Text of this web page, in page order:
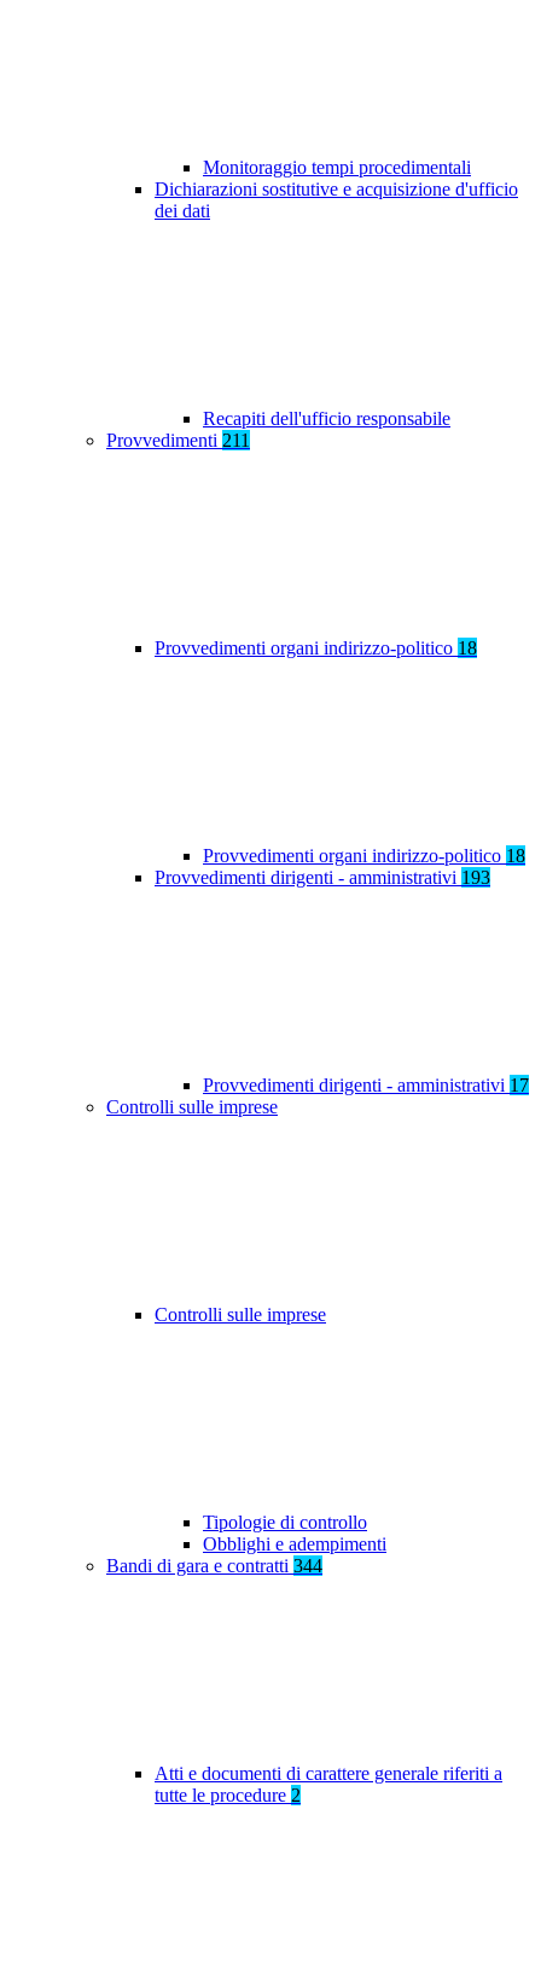
Monitoraggio tempi procedimentali
Dichiarazioni sostitutive e acquisizione d'ufficio
dei dati
Recapiti dell'ufficio responsabile
Provvedimenti 211
Provvedimenti organi indirizzo-politico 18
Provvedimenti organi indirizzo-politico 18
Provvedimenti dirigenti - amministrativi 193
Provvedimenti dirigenti - amministrativi 17
Controlli sulle imprese
Controlli sulle imprese
Tipologie di controllo
Obblighi e adempimenti
Bandi di gara e contratti 344
Atti e documenti di carattere generale riferiti a
tutte le procedure 2